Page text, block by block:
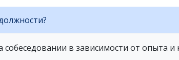
собеседовании в зависимости от опыта